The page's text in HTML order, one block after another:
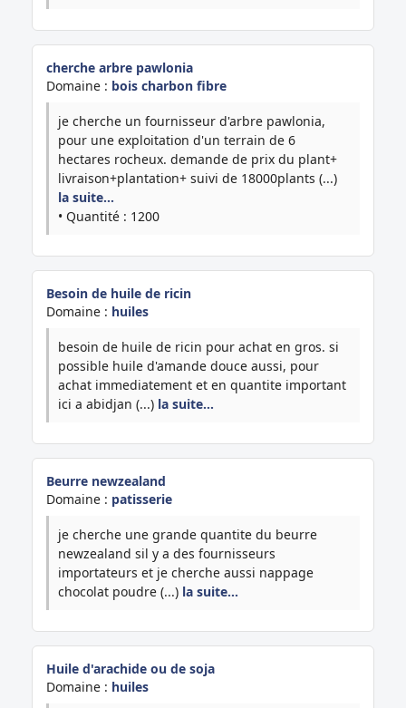
cherche arbre pawlonia
Domaine : bois charbon fibre
je cherche un fournisseur d'arbre pawlonia,
pour une exploitation d'un terrain de 6
hectares rocheux. demande de prix du plant+
livraison+plantation+ suivi de 18000plants (...)
la suite…
• Quantité : 1200
Besoin de huile de ricin
Domaine : huiles
besoin de huile de ricin pour achat en gros. si
possible huile d'amande douce aussi, pour
achat immediatement et en quantite important
ici a abidjan (...) la suite…
Beurre newzealand
Domaine : patisserie
je cherche une grande quantite du beurre
newzealand sil y a des fournisseurs
importateurs et je cherche aussi nappage
chocolat poudre (...) la suite…
Huile d'arachide ou de soja
Domaine : huiles